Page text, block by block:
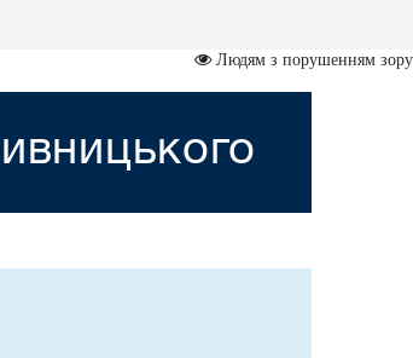
Людям з порушенням зору